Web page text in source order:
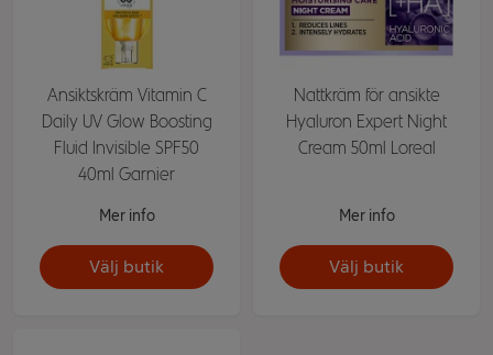
Ansiktskräm Vitamin C
Daily UV Glow Boosting
Fluid Invisible SPF50
40ml Garnier
Mer info
Välj butik
Nattkräm för ansikte
Hyaluron Expert Night
Cream 50ml Loreal
Mer info
Välj butik